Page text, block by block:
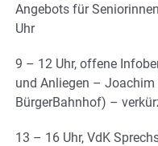
Angebots für
Uhr
9 – 12 Uhr, offene
und Anliegen –
BürgerBahnhof) –
13 – 16 Uhr, VdK